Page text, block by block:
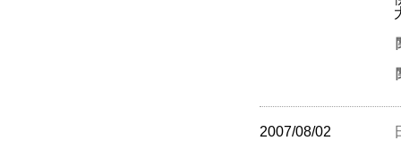
2007/08/02